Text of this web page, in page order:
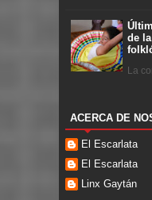
de
La
ACERCA DE
El Escarlata
El Escarlata
Linx Gaytán